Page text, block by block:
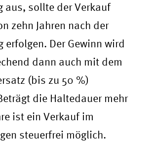
aus, sollte der Verkauf
zehn Jahren nach der
erfolgen. Der Gewinn wird
dann auch mit dem
(bis zu 50 %)
die Haltedauer mehr
ist ein Verkauf im
steuerfrei möglich.